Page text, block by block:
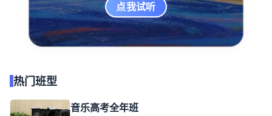
点我试听
热门班型
音乐高考全年班